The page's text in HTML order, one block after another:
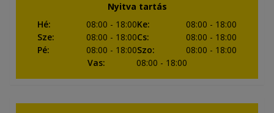
Nyitva tartás
Hé: 08:00 - 18:00Ke: 08:00 - 18:00
Sze: 08:00 - 18:00Cs: 08:00 - 18:00
Pé: 08:00 - 18:00Szo: 08:00 - 18:00
Vas: 08:00 - 18:00